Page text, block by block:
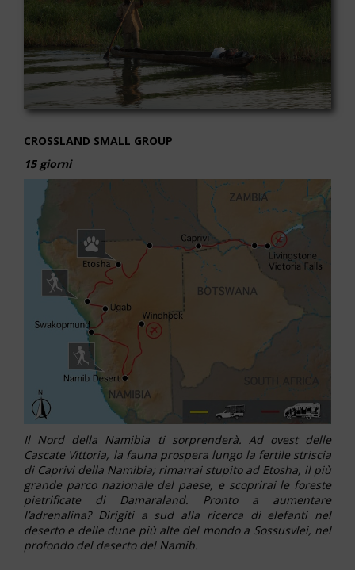
CROSSLAND SMALL GROUP
15 giorni
Il Nord della Namibia ti sorprenderà. Ad ovest delle
Cascate Vittoria, la fauna prospera lungo la fertile striscia
di Caprivi della Namibia; rimarrai stupito ad Etosha, il più
grande parco nazionale del paese, e scoprirai le foreste
pietrificate di Damaraland. Pronto a aumentare
l’adrenalina? Dirigiti a sud alla ricerca di elefanti nel
deserto e delle dune più alte del mondo a Sossusvlei, nel
profondo del deserto del Namib.